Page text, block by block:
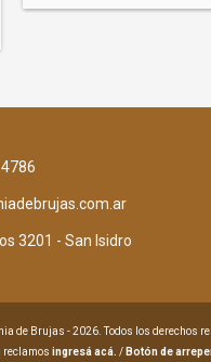
3201 - San Isidro
de Brujas - 2026. Todos los derechos
reclamos ingresá acá. / Botón de